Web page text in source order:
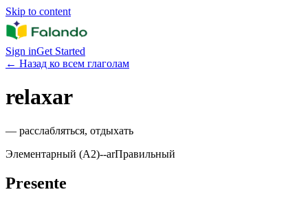
Skip to content
Sign inGet Started
← Назад ко всем глаголам
relaxar
— расслабляться, отдыхать
Элементарный (A2)--arПравильный
Presente